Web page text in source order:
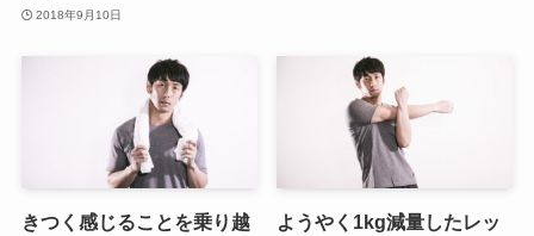
2018年9月10日
きつく感じることを乗り越
ようやく1kg減量したレッ